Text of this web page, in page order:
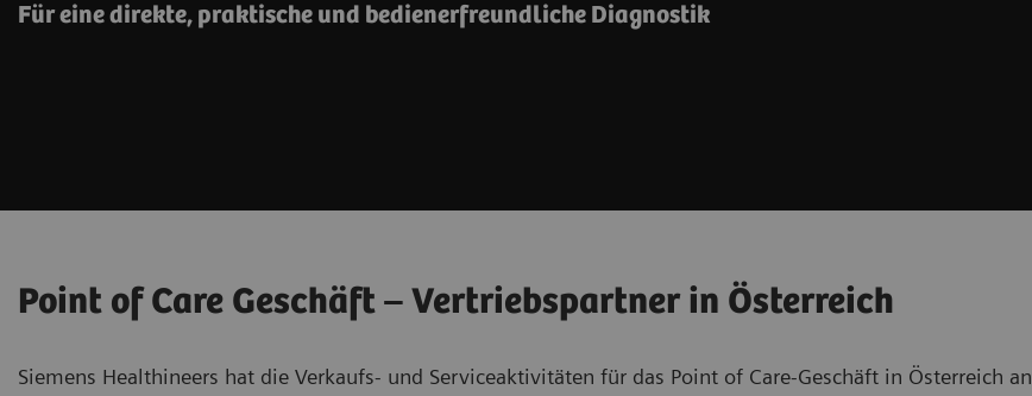
Für eine direkte, praktische und bedienerfreundliche Diagnostik
Point of Care Geschäft – Vertriebspartner in Österreich
Siemens Healthineers hat die Verkaufs- und Serviceaktivitäten für das Point of Care-Geschäft in Österreich an